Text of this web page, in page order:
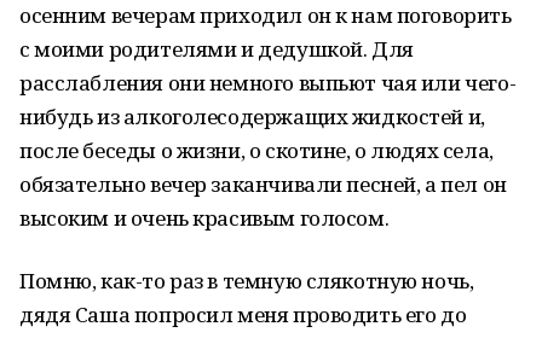
осенним вечерам приходил он к нам поговорить
с моими родителями и дедушкой. Для
расслабления они немного выпьют чая или чего-
нибудь из алкоголесодержащих жидкостей и,
после беседы о жизни, о скотине, о людях села,
обязательно вечер заканчивали песней, а пел он
высоким и очень красивым голосом.
Помню, как-то раз в темную слякотную ночь,
дядя Саша попросил меня проводить его до